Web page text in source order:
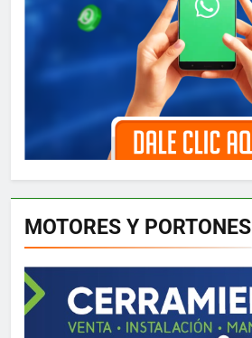
MOTORES Y PORTONES